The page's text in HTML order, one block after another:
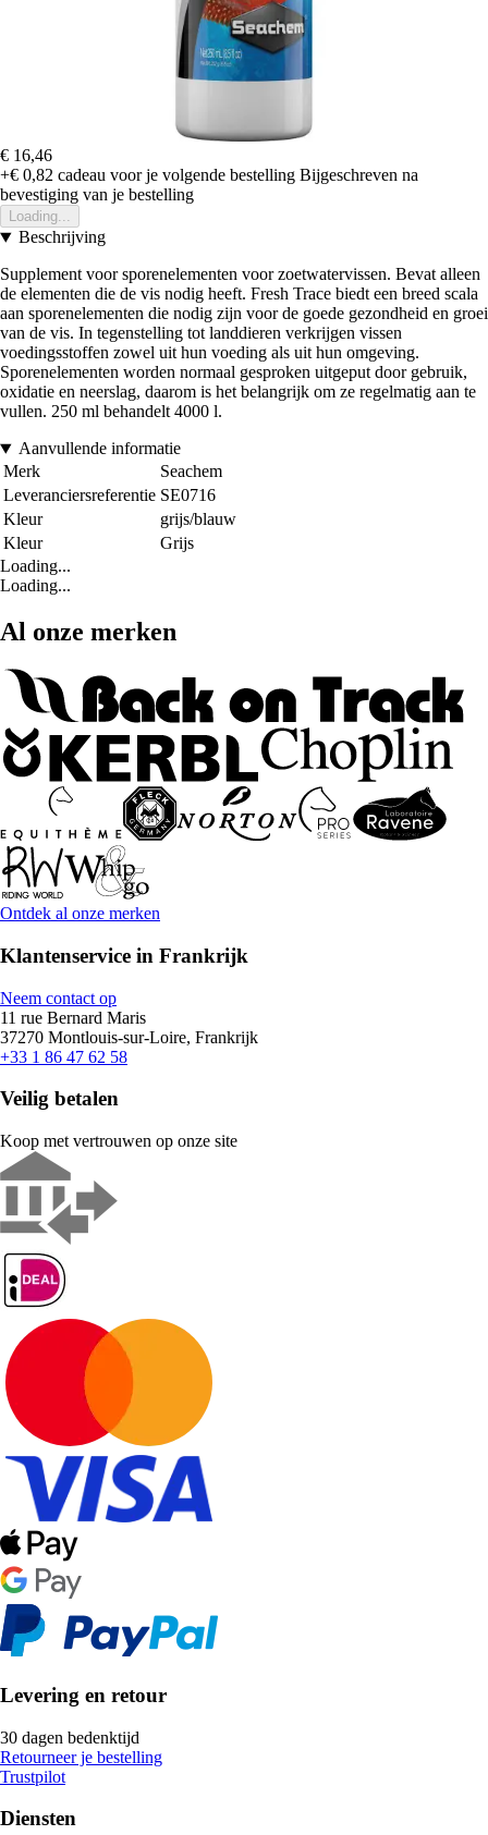
€ 16,46
+€ 0,82 cadeau voor je volgende bestelling Bijgeschreven na
bevestiging van je bestelling
Loading...
Beschrijving
Supplement voor sporenelementen voor zoetwatervissen. Bevat alleen
de elementen die de vis nodig heeft. Fresh Trace biedt een breed scala
aan sporenelementen die nodig zijn voor de goede gezondheid en groei
van de vis. In tegenstelling tot landdieren verkrijgen vissen
voedingsstoffen zowel uit hun voeding als uit hun omgeving.
Sporenelementen worden normaal gesproken uitgeput door gebruik,
oxidatie en neerslag, daarom is het belangrijk om ze regelmatig aan te
vullen. 250 ml behandelt 4000 l.
Aanvullende informatie
Merk
Seachem
Leveranciersreferentie SE0716
Kleur
grijs/blauw
Kleur
Grijs
Loading...
Loading...
Al onze merken
Ontdek al onze merken
Klantenservice in Frankrijk
Neem contact op
11 rue Bernard Maris
37270 Montlouis-sur-Loire, Frankrijk
+33 1 86 47 62 58
Veilig betalen
Koop met vertrouwen op onze site
Levering en retour
30 dagen bedenktijd
Retourneer je bestelling
Trustpilot
Diensten